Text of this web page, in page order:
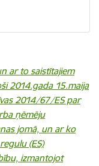
ar to saistītajiem
2014.gada 15.maija
2014/67/ES par
ņēmēju
jomā, un ar ko
(ES)
izmantojot